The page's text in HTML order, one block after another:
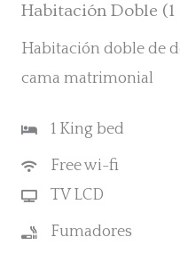
Habitación Doble (1
Habitación doble de
cama matrimonial
1 King bed
Free wi-fi
TV LCD
Fumadores